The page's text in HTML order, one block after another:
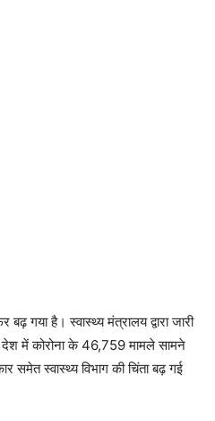
गया है। स्वास्थ्य मंत्रालय द्वारा जारी
में कोरोना के 46,759 मामले सामने
स्वास्थ्य विभाग की चिंता बढ़ गई